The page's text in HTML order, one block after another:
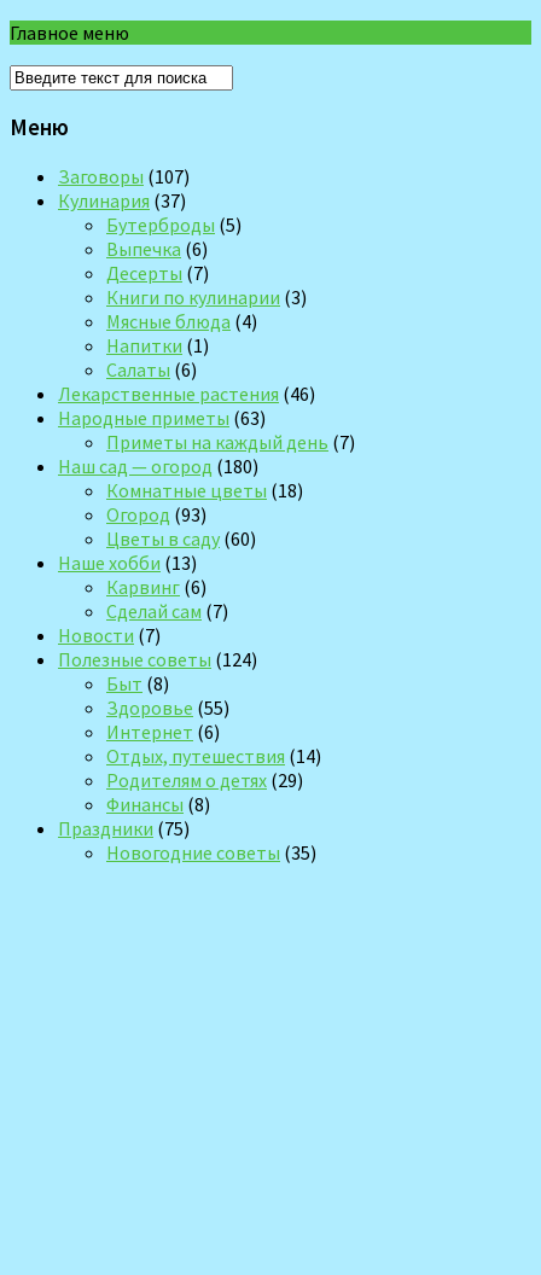
Главное меню
Меню
Заговоры (107)
Кулинария (37)
Бутерброды (5)
Выпечка (6)
Десерты (7)
Книги по кулинарии (3)
Мясные блюда (4)
Напитки (1)
Салаты (6)
Лекарственные растения (46)
Народные приметы (63)
Приметы на каждый день (7)
Наш сад — огород (180)
Комнатные цветы (18)
Огород (93)
Цветы в саду (60)
Наше хобби (13)
Карвинг (6)
Сделай сам (7)
Новости (7)
Полезные советы (124)
Быт (8)
Здоровье (55)
Интернет (6)
Отдых, путешествия (14)
Родителям о детях (29)
Финансы (8)
Праздники (75)
Новогодние советы (35)